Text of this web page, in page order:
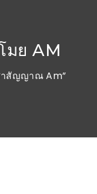
มย AM
าสัญญาณ Am”